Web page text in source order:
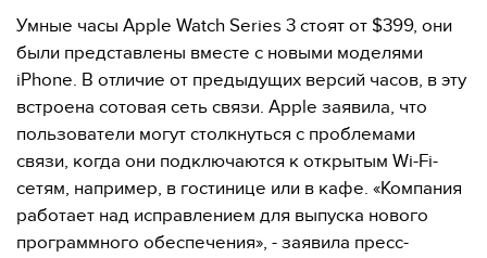
Умные часы Apple Watch Series 3 стоят от $399, они
были представлены вместе с новыми моделями
iPhone. В отличие от предыдущих версий часов, в эту
встроена сотовая сеть связи. Apple заявила, что
пользователи могут столкнуться с проблемами
связи, когда они подключаются к открытым Wi-Fi-
сетям, например, в гостинице или в кафе. «Компания
работает над исправлением для выпуска нового
программного обеспечения», - заявила пресс-